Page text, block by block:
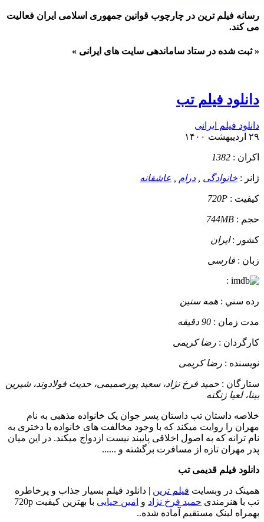
رسانه فیلم ترین در چارچوب قوانین جمهوری اسلامی ایران فعالیت
می کند.
« ثبت شده در ستاد ساماندهی سایت های ایرانی »
دانلود فیلم تب
دانلود فیلم ایرانی
۲۹ اردیبهشت ۱۴۰۰
اکران : 1382
ژانر : خانوادگی درام عاشقانه
کيفيت : 720P
حجم : 744MB
کشور :ایران
زبان : فارسی
:
رده سني : همه سنین
مدت زمان : 90 دقیقه
کارگردان : رضا کریمی
نويسنده : رضا کریمی
ستارگان : حمید فرخ نژاد، سعید پورصمیمی، حدیث فولادوند، شیرین
بینا، لعیا زنگنه
خلاصه داستان تب داستان پسر جوان یک خانواده مذهبی به نام
مهران را روایت میکند که با وجود مخالفت های خانواده با دختری به
نام ترانه که به اصول اخلاقی پایبند نیست ازدواج میکند. در این میان
پدر مهران تازه از مسافرت برگشته و ......
دانلود فیلم قدیمی تب
همینک در وبسایت فیلم ترین | دانلود فیلم بسیار جذاب و پرخاطره
تب با هنرمندی حمید فرخ نژاد و امین حیایی
با بهترین کیفیت 720p
بهمراه لینک مستقیم آماده شده..